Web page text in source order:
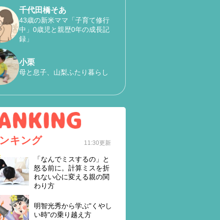
千代田橋そあ
43歳の新米ママ「子育て修行
中」0歳児と親歴0年の成長記
録」
小栗
母と息子、山梨ふたり暮らし
キング 11:30更新
「なんでミスするの」と
怒る前に。計算ミスを折
れない心に変える親の関
わり方
明智光秀から学ぶ"くやし
い時"の乗り越え方